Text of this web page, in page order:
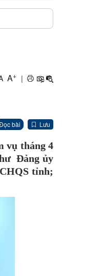
A+ |
bài Lưu
vụ tháng 4
Đảng ủy
tỉnh;